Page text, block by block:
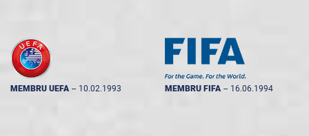
MEMBRU UEFA -- 10.02.1993 MEMBRU FIFA -- 16.06.1994